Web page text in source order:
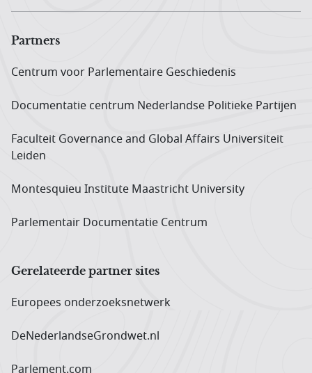
Partners
Centrum voor Parlementaire Geschiedenis
Documentatie centrum Neder­landse Politieke Partijen
Faculteit Governance and Global Affairs Universiteit
Leiden
Montesquieu Institute Maastricht University
Parlementair Documentatie Centrum
Gerelateerde partner sites
Europees onderzoeks­netwerk
DeNederlandseGrondwet.nl
Parlement.com